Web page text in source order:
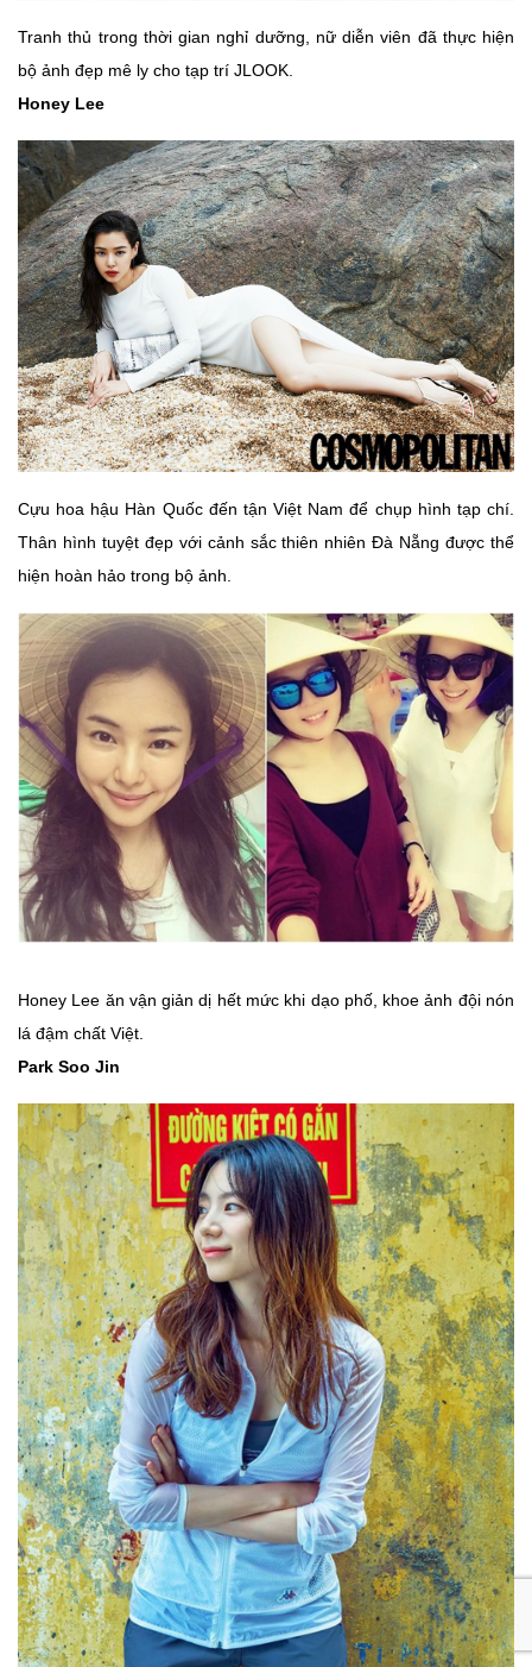
Tranh thủ trong thời gian nghỉ dưỡng, nữ diễn viên đã thực hiện
bộ ảnh đẹp mê ly cho tạp trí JLOOK.
Honey Lee
Cựu hoa hậu Hàn Quốc đến tận Việt Nam để chụp hình tạp chí.
Thân hình tuyệt đẹp với cảnh sắc thiên nhiên Đà Nẵng được thể
hiện hoàn hảo trong bộ ảnh.
Honey Lee ăn vận giản dị hết mức khi dạo phố, khoe ảnh đội nón
lá đậm chất Việt.
Park Soo Jin